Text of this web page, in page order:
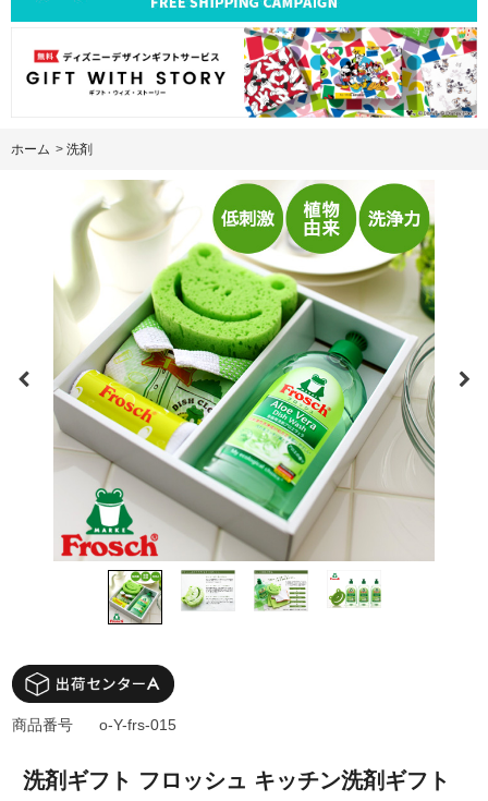
ホーム > 洗剤
洗剤ギフト フロッシュ キッチン洗剤ギフト
商品番号 o-Y-frs-015